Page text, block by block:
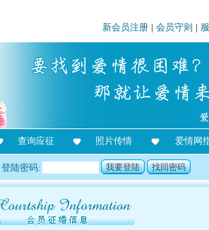
新会员注册 | 会员守则 |
查询应征 照片传情 爱情网
登陆密码: 我要登陆 找回密码